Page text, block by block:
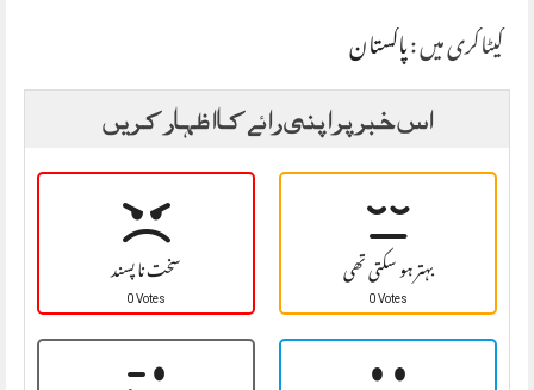
کیٹاگری میں :پاکستان
اس خبر پر اپنی رائے کا اظہار کریں
سخت نا پسند
0 Votes بہتر ہو سکتی تھی
0 Votes